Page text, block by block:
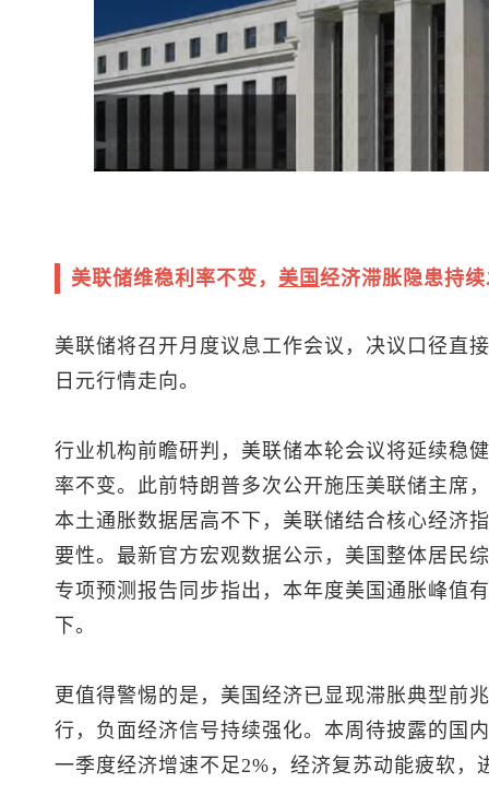
美联储维稳利率不变， 美国 经济滞胀隐患持
美联储将召开月度议息工作会议，决议口径直
日元行情走向。
行业机构前瞻研判，美联储本轮会议将延续稳
率不变。此前特朗普多次公开施压美联储主席
本土通胀数据居高不下，美联储结合核心经济
要性。最新官方宏观数据公示，美国整体居民
专项预测报告同步指出，本年度美国通胀峰值
下。
更值得警惕的是，美国经济已显现滞胀典型前
行，负面经济信号持续强化。本周待披露的国
一季度经济增速不足2%，经济复苏动能疲软